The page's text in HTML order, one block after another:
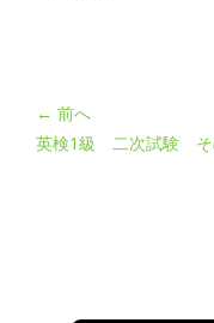
← 前へ
英検1級 二次試験 そ